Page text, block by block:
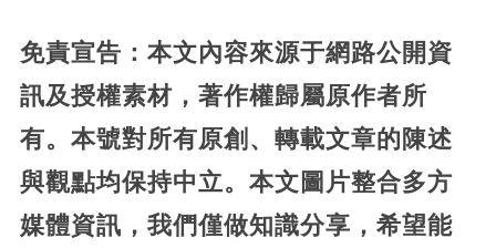
免責宣告：本文內容來源于網路公開資
訊及授權素材，著作權歸屬原作者所
有。本號對所有原創、轉載文章的陳述
與觀點均保持中立。本文圖片整合多方
媒體資訊，我們僅做知識分享，希望能